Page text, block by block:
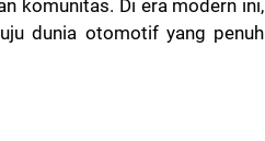
komunitas. Di era modern ini,
dunia otomotif yang penuh